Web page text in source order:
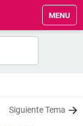
MENU
Siguiente Tema